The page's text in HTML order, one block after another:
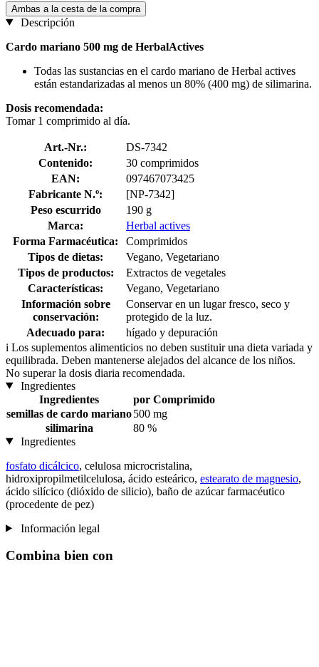
Ambas a la cesta de la compra
Descripción
Cardo mariano 500 mg de HerbalActives
Todas las sustancias en el cardo mariano de Herbal actives
están estandarizadas al menos un 80% (400 mg) de silimarina.
Dosis recomendada:
Tomar 1 comprimido al día.
Art.-Nr.:
DS-7342
Contenido:
30 comprimidos
EAN:
097467073425
Fabricante N.º:
[NP-7342]
Peso escurrido
190 g
Marca:
Herbal actives
Forma Farmacéutica:
Comprimidos
Tipos de dietas:
Vegano, Vegetariano
Tipos de productos:
Extractos de vegetales
Características:
Vegano, Vegetariano
Información sobre
conservación:
Conservar en un lugar fresco, seco y
protegido de la luz.
Adecuado para:
hígado y depuración
i Los suplementos alimenticios no deben sustituir una dieta variada y
equilibrada. Deben mantenerse alejados del alcance de los niños.
No superar la dosis diaria recomendada.
Ingredientes
Ingredientes
por Comprimido
semillas de cardo mariano500 mg
silimarina
80 %
Ingredientes
fosfato dicálcico, celulosa microcristalina,
hidroxipropilmetilcelulosa, ácido esteárico, estearato de magnesio,
ácido silícico (dióxido de silicio), baño de azúcar farmacéutico
(procedente de pez)
Información legal
Combina bien con